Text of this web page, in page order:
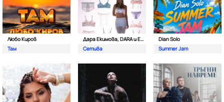
Любо Киров
Там
Дара Екимова, DARA и Eva Lea
Сетива
Dian Solo
Summer Jam